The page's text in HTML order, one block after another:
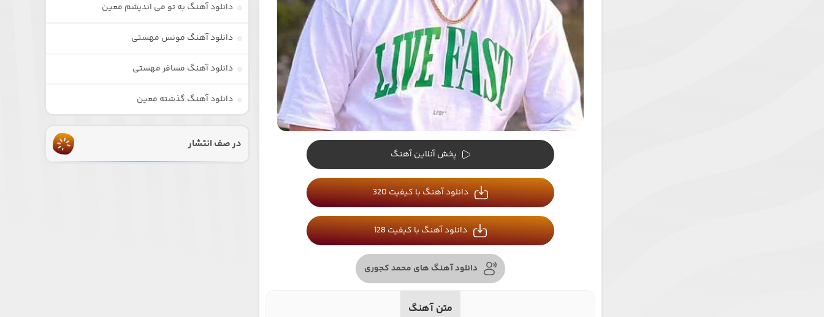
پخش آنلاین آهنگ
دانلود آهنگ با کیفیت 320
دانلود آهنگ با کیفیت 128
دانلود آهنگ های محمد کجوری
متن آهنگ
دانلود آهنگ به تو می اندیشم معین
دانلود آهنگ مونس مهستی
دانلود آهنگ مسافر مهستی
دانلود آهنگ گذشته معین
در صف انتشار